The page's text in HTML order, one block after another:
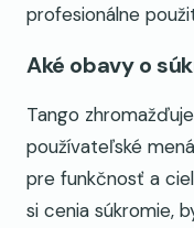
profesionálne
Aké obavy o
Tango
používateľské
pre funkčnosť a
si cenia súkromie,